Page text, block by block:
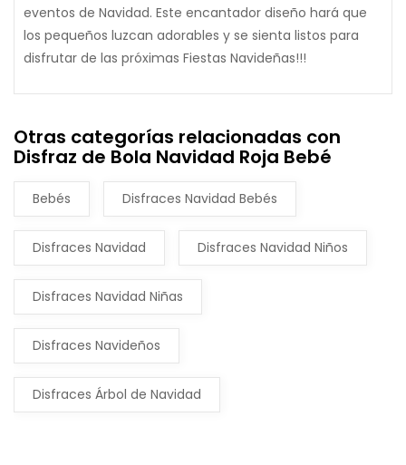
eventos de Navidad. Este encantador diseño hará que
los pequeños luzcan adorables y se sienta listos para
disfrutar de las próximas Fiestas Navideñas!!!
Otras categorías relacionadas con
Disfraz de Bola Navidad Roja Bebé
Bebés Disfraces Navidad Bebés
Disfraces Navidad Disfraces Navidad Niños
Disfraces Navidad Niñas
Disfraces Navideños
Disfraces Árbol de Navidad